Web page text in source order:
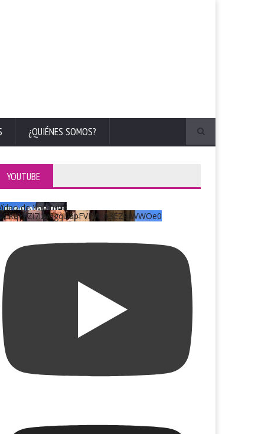
¿QUIÉNES SOMOS?
YOUTUBE
de YouTube